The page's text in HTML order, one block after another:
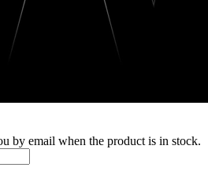
by email when the product is in stock.